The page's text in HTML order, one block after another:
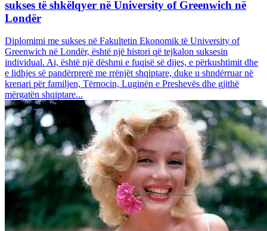
sukses të shkëlqyer në University of Greenwich në
Londër
Diplomimi me sukses në Fakultetin Ekonomik të University of
Greenwich në Londër, është një histori që tejkalon suksesin
individual. Ai, është një dëshmi e fuqisë së dijes, e përkushtimit dhe
e lidhjes së pandërprerë me rrënjët shqiptare, duke u shndërruar në
krenari për familjen, Tërnocin, Luginën e Preshevës dhe gjithë
mërgatën shqiptare...